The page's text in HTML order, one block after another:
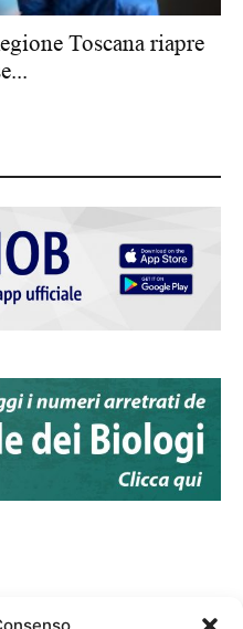
Toscana riapre